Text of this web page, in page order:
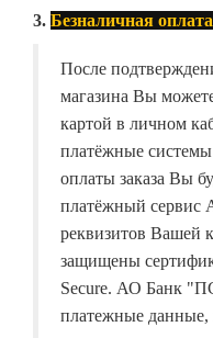
3. Безналичная
После
магазина Вы
картой в личном
платёжные
оплаты заказа Вы
платёжный
реквизитов Вашей
защищены
Secure. АО Банк
платежные данные,